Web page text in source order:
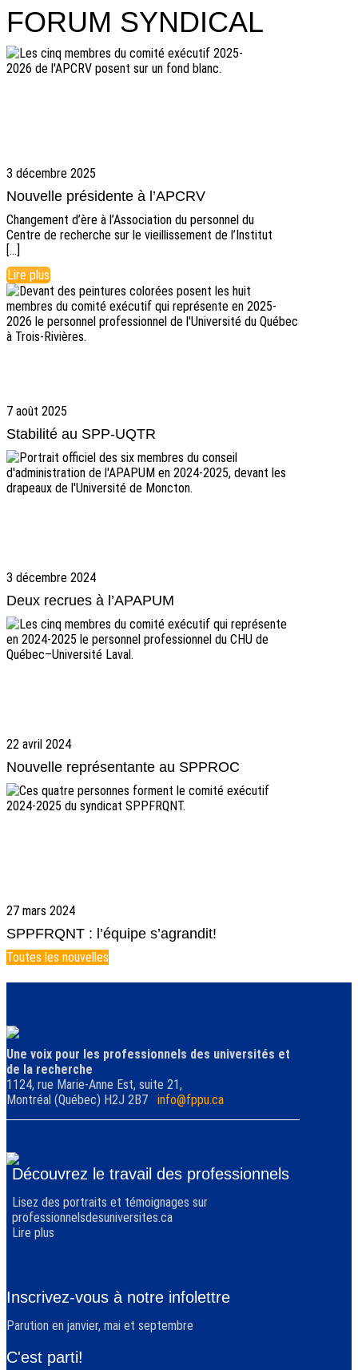
FORUM SYNDICAL
3 décembre 2025
Nouvelle présidente à l’APCRV
Changement d’ère à l’Association du personnel du
Centre de recherche sur le vieillissement de l’Institut
[…]
Lire plus
7 août 2025
Stabilité au SPP-UQTR
3 décembre 2024
Deux recrues à l’APAPUM
22 avril 2024
Nouvelle représentante au SPPROC
27 mars 2024
SPPFRQNT : l’équipe s’agrandit!
Toutes les nouvelles
Une voix pour les professionnels des universités et
de la recherche
1124, rue Marie-Anne Est, suite 21,
Montréal (Québec) H2J 2B7 info@fppu.ca
Découvrez le travail des professionnels
Lisez des portraits et témoignages sur
professionnelsdesuniversites.ca
Lire plus
Inscrivez-vous à notre infolettre
Parution en janvier, mai et septembre
C'est parti!